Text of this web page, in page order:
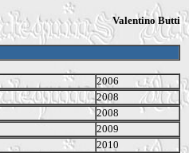
Valentino Butti
2006
2008
2008
2009
2010